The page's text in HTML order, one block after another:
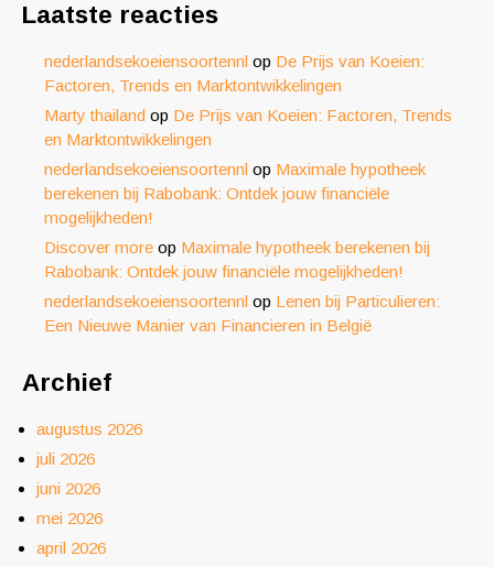
Laatste reacties
nederlandsekoeiensoortennl op De Prijs van Koeien:
Factoren, Trends en Marktontwikkelingen
Marty thailand op De Prijs van Koeien: Factoren, Trends
en Marktontwikkelingen
nederlandsekoeiensoortennl op Maximale hypotheek
berekenen bij Rabobank: Ontdek jouw financiële
mogelijkheden!
Discover more op Maximale hypotheek berekenen bij
Rabobank: Ontdek jouw financiële mogelijkheden!
nederlandsekoeiensoortennl op Lenen bij Particulieren:
Een Nieuwe Manier van Financieren in België
Archief
augustus 2026
juli 2026
juni 2026
mei 2026
april 2026